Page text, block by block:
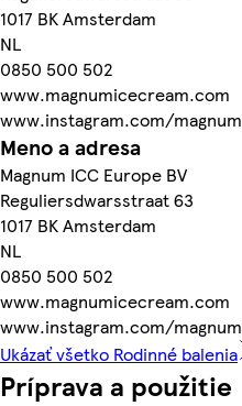
1017 BK Amsterdam
NL
0850 500 502
www.magnumicecream.com
www.instagram.com/magnum
Meno a adresa
Magnum ICC Europe BV
Reguliersdwarsstraat 63
1017 BK Amsterdam
NL
0850 500 502
www.magnumicecream.com
www.instagram.com/magnum
Ukázať všetko Rodinné balenia
Príprava a použitie